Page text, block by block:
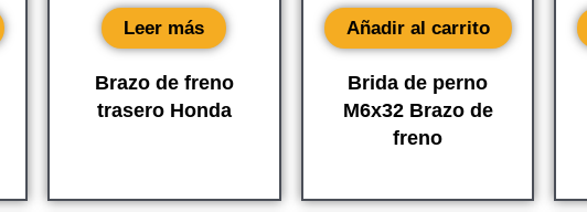
Brazo de freno
trasero Honda
Leer más
Brida de perno
M6x32 Brazo de
freno
Añadir al carrito